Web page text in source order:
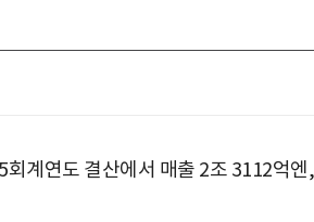
계연도 결산에서 매출 2조 3112억